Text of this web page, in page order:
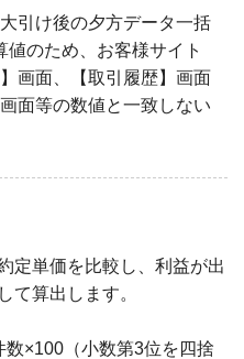
引け後の夕方データ一括
のため、お客様サイト
画面、【取引履歴】画面
面等の数値と一致しない
定単価を比較し、利益が出
て算出します。
×100（小数第3位を四捨